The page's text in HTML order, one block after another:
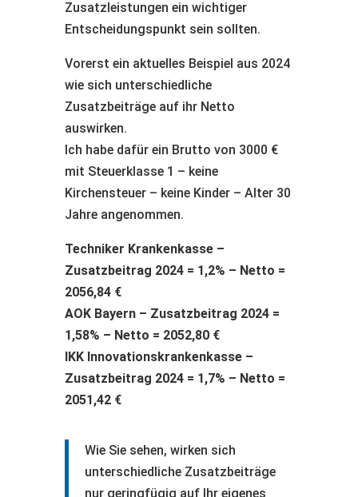
Zusatzleistungen ein wichtiger
Entscheidungspunkt sein sollten.
Vorerst ein aktuelles Beispiel aus 2024
wie sich unterschiedliche
Zusatzbeiträge auf ihr Netto
auswirken.
Ich habe dafür ein Brutto von 3000 €
mit Steuerklasse 1 – keine
Kirchensteuer – keine Kinder – Alter 30
Jahre angenommen.
Techniker Krankenkasse –
Zusatzbeitrag 2024 = 1,2% – Netto =
2056,84 €
AOK Bayern – Zusatzbeitrag 2024 =
1,58% – Netto = 2052,80 €
IKK Innovationskrankenkasse –
Zusatzbeitrag 2024 = 1,7% – Netto =
2051,42 €
Wie Sie sehen, wirken sich
unterschiedliche Zusatzbeiträge
nur geringfügig auf Ihr eigenes